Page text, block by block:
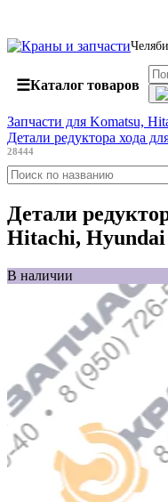
☰Каталог товаров
Запчасти для Komatsu,
Детали редуктора хода
28444
Детали
Hitachi, Hyundai
В наличии